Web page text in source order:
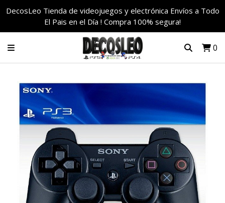
DecosLeo Tienda de videojuegos y electrónica Envíos a Todo
El Pais en el Día ! Compra 100% segura!
0